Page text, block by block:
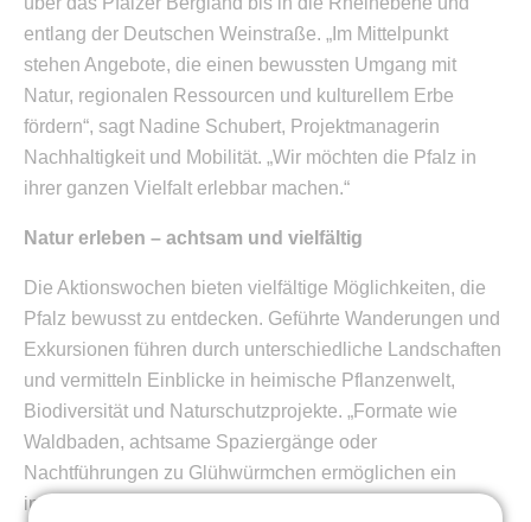
entlang der Deutschen Weinstraße. „Im Mittelpunkt
stehen Angebote, die einen bewussten Umgang mit
Natur, regionalen Ressourcen und kulturellem Erbe
fördern“, sagt Nadine Schubert, Projektmanagerin
Nachhaltigkeit und Mobilität. „Wir möchten die Pfalz in
ihrer ganzen Vielfalt erlebbar machen.“
Natur erleben – achtsam und vielfältig
Die Aktionswochen bieten vielfältige Möglichkeiten, die
Pfalz bewusst zu entdecken. Geführte Wanderungen und
Exkursionen führen durch unterschiedliche Landschaften
und vermitteln Einblicke in heimische Pflanzenwelt,
Biodiversität und Naturschutzprojekte. „Formate wie
Waldbaden, achtsame Spaziergänge oder
Nachtführungen zu Glühwürmchen ermöglichen ein
intensives Naturerlebnis und laden dazu ein, die